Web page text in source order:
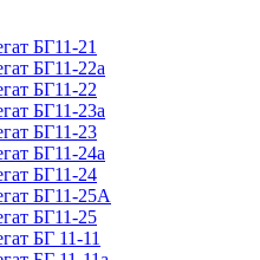
БГ11-21
БГ11-22а
БГ11-22
БГ11-23а
БГ11-23
БГ11-24а
БГ11-24
БГ11-25А
БГ11-25
БГ 11-11